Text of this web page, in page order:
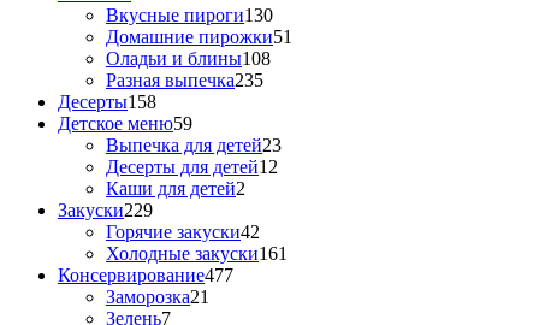
Вкусные пироги130
Домашние пирожки51
Оладьи и блины108
Разная выпечка235
Десерты158
Детское меню59
Выпечка для детей23
Десерты для детей12
Каши для детей2
Закуски229
Горячие закуски42
Холодные закуски161
Консервирование477
Заморозка21
Зелень7